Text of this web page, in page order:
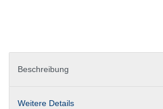
Beschreibung
Weitere Details